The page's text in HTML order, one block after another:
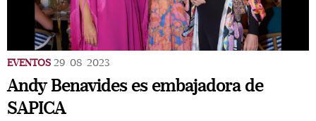
EVENTOS 29/08/2023
Andy Benavides es embajadora de
SAPICA